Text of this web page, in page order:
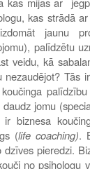
kas strādā
jaunu
palīdzētu
veidu, kā
Tās
jomu
biznesa
(life coaching).
pieredzi.
no psihologu